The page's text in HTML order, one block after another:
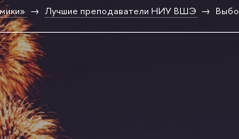
Лучшие преподаватели НИУ ВШЭ